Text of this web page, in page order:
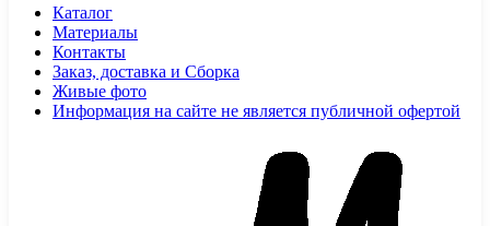
Каталог
Материалы
Контакты
Заказ, доставка и Сборка
Живые фото
Информация на сайте не является публичной офертой